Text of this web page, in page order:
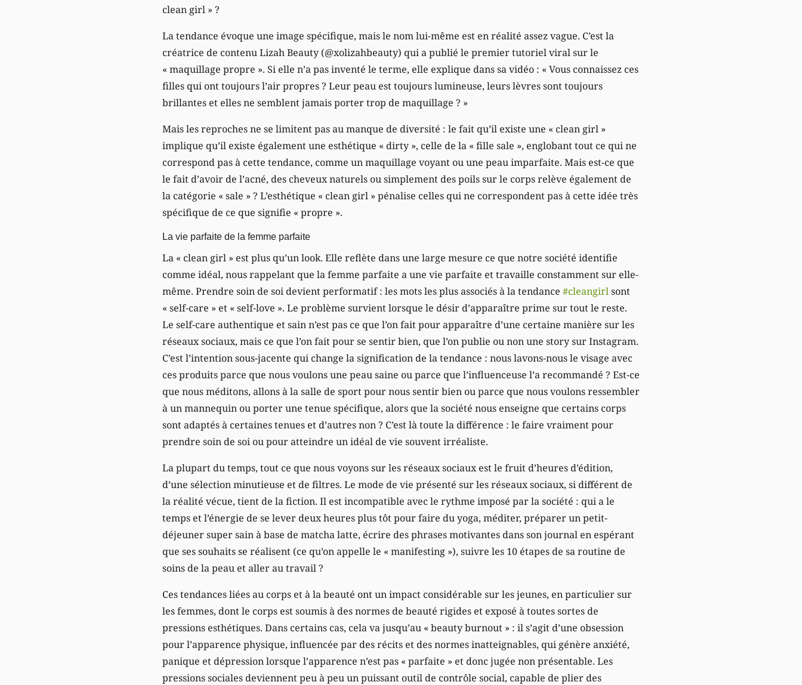
clean girl » ?
La tendance évoque une image spécifique, mais le nom lui-même est en réalité assez vague. C’est la
créatrice de contenu Lizah Beauty (@xolizahbeauty) qui a publié le premier tutoriel viral sur le
« maquillage propre ». Si elle n’a pas inventé le terme, elle explique dans sa vidéo : « Vous connaissez ces
filles qui ont toujours l’air propres ? Leur peau est toujours lumineuse, leurs lèvres sont toujours
brillantes et elles ne semblent jamais porter trop de maquillage ? »
Mais les reproches ne se limitent pas au manque de diversité : le fait qu’il existe une « clean girl »
implique qu’il existe également une esthétique « dirty », celle de la « fille sale », englobant tout ce qui ne
correspond pas à cette tendance, comme un maquillage voyant ou une peau imparfaite. Mais est-ce que
le fait d’avoir de l’acné, des cheveux naturels ou simplement des poils sur le corps relève également de
la catégorie « sale » ? L’esthétique « clean girl » pénalise celles qui ne correspondent pas à cette idée très
spécifique de ce que signifie « propre ».
La vie parfaite de la femme parfaite
La « clean girl » est plus qu’un look. Elle reflète dans une large mesure ce que notre société identifie
comme idéal, nous rappelant que la femme parfaite a une vie parfaite et travaille constamment sur elle-
même. Prendre soin de soi devient performatif : les mots les plus associés à la tendance #cleangirlsont
« self-care » et « self-love ». Le problème survient lorsque le désir d’apparaître prime sur tout le reste.
Le self-care authentique et sain n’est pas ce que l’on fait pour apparaître d’une certaine manière sur les
réseaux sociaux, mais ce que l’on fait pour se sentir bien, que l’on publie ou non une story sur Instagram.
C’est l’intention sous-jacente qui change la signification de la tendance : nous lavons-nous le visage avec
ces produits parce que nous voulons une peau saine ou parce que l’influenceuse l’a recommandé ? Est-ce
que nous méditons, allons à la salle de sport pour nous sentir bien ou parce que nous voulons ressembler
à un mannequin ou porter une tenue spécifique, alors que la société nous enseigne que certains corps
sont adaptés à certaines tenues et d’autres non ? C’est là toute la différence : le faire vraiment pour
prendre soin de soi ou pour atteindre un idéal de vie souvent irréaliste.
La plupart du temps, tout ce que nous voyons sur les réseaux sociaux est le fruit d’heures d’édition,
d’une sélection minutieuse et de filtres. Le mode de vie présenté sur les réseaux sociaux, si différent de
la réalité vécue, tient de la fiction. Il est incompatible avec le rythme imposé par la société : qui a le
temps et l’énergie de se lever deux heures plus tôt pour faire du yoga, méditer, préparer un petit-
déjeuner super sain à base de matcha latte, écrire des phrases motivantes dans son journal en espérant
que ses souhaits se réalisent (ce qu’on appelle le « manifesting »), suivre les 10 étapes de sa routine de
soins de la peau et aller au travail ?
Ces tendances liées au corps et à la beauté ont un impact considérable sur les jeunes, en particulier sur
les femmes, dont le corps est soumis à des normes de beauté rigides et exposé à toutes sortes de
pressions esthétiques. Dans certains cas, cela va jusqu’au « beauty burnout » : il s’agit d’une obsession
pour l’apparence physique, influencée par des récits et des normes inatteignables, qui génère anxiété,
panique et dépression lorsque l’apparence n’est pas « parfaite » et donc jugée non présentable. Les
pressions sociales deviennent peu à peu un puissant outil de contrôle social, capable de plier des